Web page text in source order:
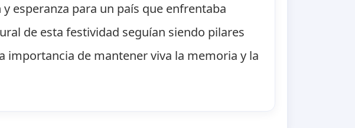
esperanza para un país que enfrentaba
de esta festividad seguían siendo pilares
importancia de mantener viva la memoria y la